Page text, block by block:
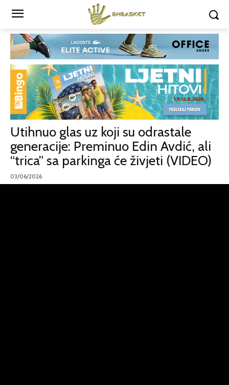
Utihnuo glas uz koji su odrastale
generacije: Preminuo Edin Avdić, ali
“trica” sa parkinga će živjeti (VIDEO)
03/06/2026